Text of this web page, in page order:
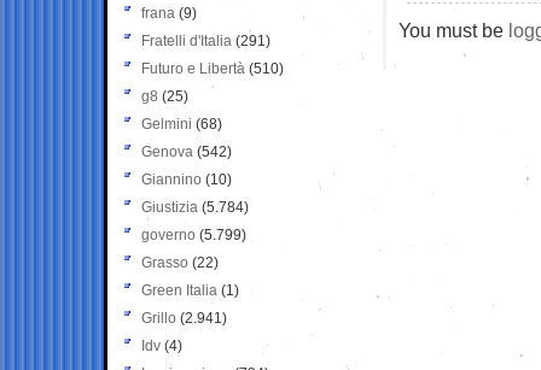
You must be
frana (9)
Fratelli d'Italia (291)
Futuro e Libertà (510)
g8 (25)
Gelmini (68)
Genova (542)
Giannino (10)
Giustizia (5.784)
governo (5.799)
Grasso (22)
Green Italia (1)
Grillo (2.941)
Idv (4)